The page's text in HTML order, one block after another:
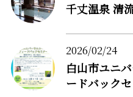
千丈温泉 清
白山市ユニ
ードバック
2026/02/24
more